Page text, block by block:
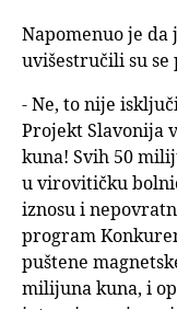
Napomenuo je da
uvišestručili su
- Ne, to nije
Projekt Slavonija
kuna! Svih 50
u virovitičku
iznosu i
program
puštene
milijuna kuna, i